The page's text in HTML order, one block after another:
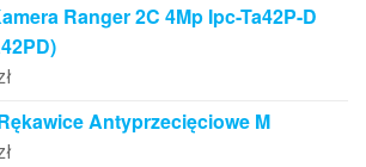
Ranger 2C 4Mp Ipc-Ta42P-D
Antyprzecięciowe M